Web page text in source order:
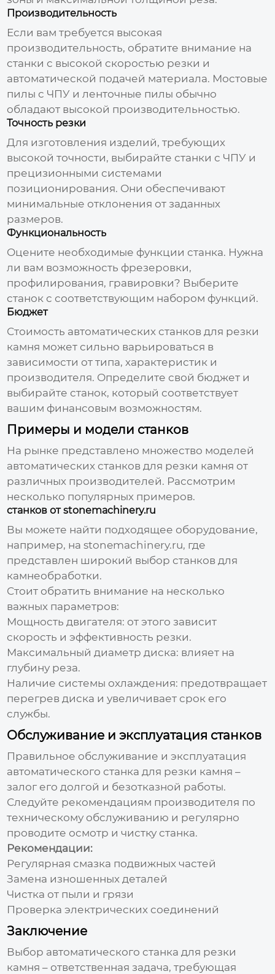
Производительность
Если вам требуется высокая
производительность, обратите внимание на
станки с высокой скоростью резки и
автоматической подачей материала. Мостовые
пилы с ЧПУ и ленточные пилы обычно
обладают высокой производительностью.
Точность резки
Для изготовления изделий, требующих
высокой точности, выбирайте станки с ЧПУ и
прецизионными системами
позиционирования. Они обеспечивают
минимальные отклонения от заданных
размеров.
Функциональность
Оцените необходимые функции станка. Нужна
ли вам возможность фрезеровки,
профилирования, гравировки? Выберите
станок с соответствующим набором функций.
Бюджет
Стоимость автоматических станков для резки
камня может сильно варьироваться в
зависимости от типа, характеристик и
производителя. Определите свой бюджет и
выбирайте станок, который соответствует
вашим финансовым возможностям.
Примеры и модели станков
На рынке представлено множество моделей
автоматических станков для резки камня от
различных производителей. Рассмотрим
несколько популярных примеров.
станков от stonemachinery.ru
Вы можете найти подходящее оборудование,
например, наstonemachinery.ru, где
представлен широкий выбор станков для
камнеобработки.
Стоит обратить внимание на несколько
важных параметров:
Мощность двигателя: от этого зависит
скорость и эффективность резки.
Максимальный диаметр диска: влияет на
глубину реза.
Наличие системы охлаждения: предотвращает
перегрев диска и увеличивает срок его
службы.
Обслуживание и эксплуатация станков
Правильное обслуживание и эксплуатация
автоматического станка для резки камня –
залог его долгой и безотказной работы.
Следуйте рекомендациям производителя по
техническому обслуживанию и регулярно
проводите осмотр и чистку станка.
Рекомендации:
Регулярная смазка подвижных частей
Замена изношенных деталей
Чистка от пыли и грязи
Проверка электрических соединений
Заключение
Выбор автоматического станка для резки
камня – ответственная задача, требующая